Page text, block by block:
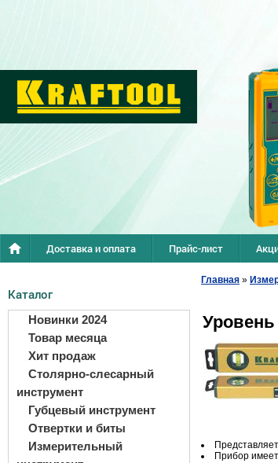
Доставка и оплата Прайс-лист
Каталог
Новинки 2024
Товар месяца
Хит продаж
Столярно-слесарный
инструмент
Губцевый инструмент
Отвертки и биты
Измерительный
Главная »
Уровень
Прибор